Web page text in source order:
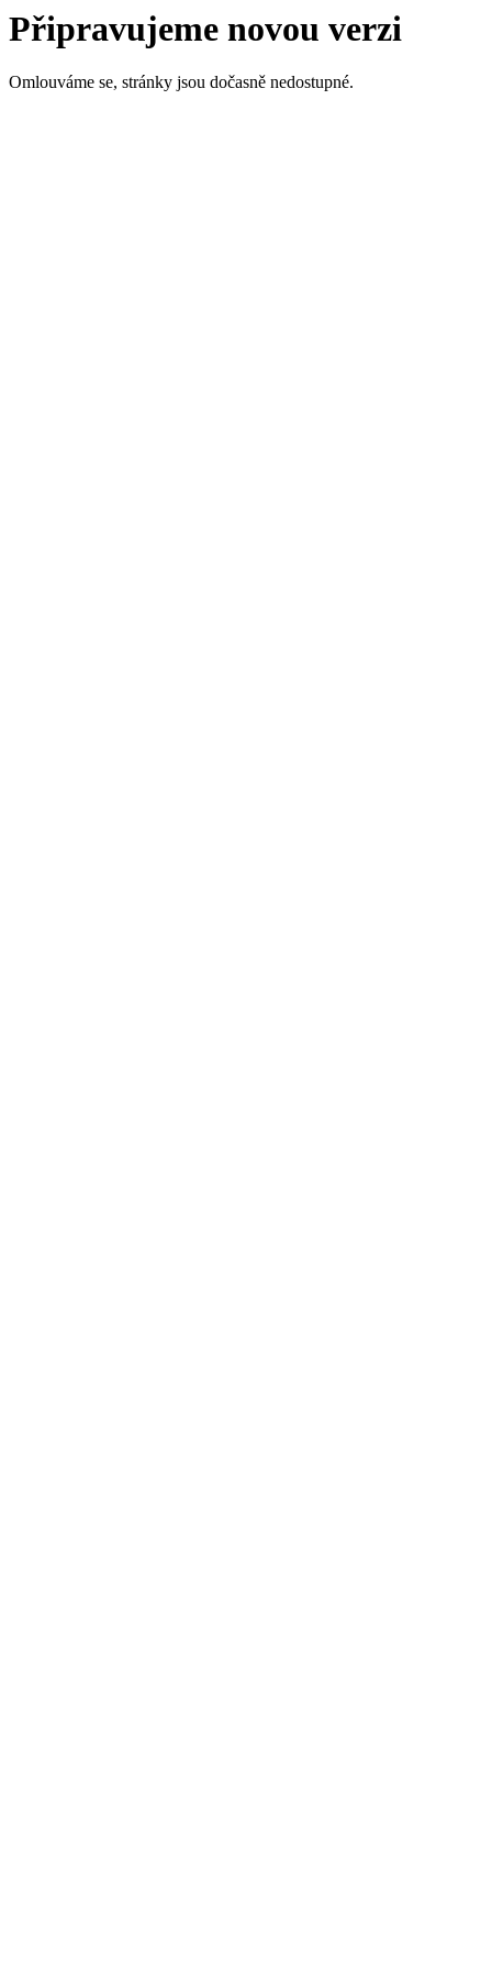
Připravujeme novou verzi
Omlouváme se, stránky jsou dočasně nedostupné.